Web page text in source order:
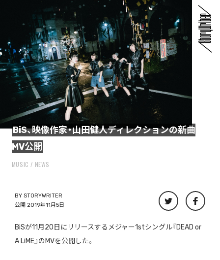
BiS、映像作家・山田健人ディレクションの新曲
MV公開
MUSIC NEWS
BY STORYWRITER
公開 2019年11月5日
BiSが11月20日にリリースするメジャー1stシングル『DEAD or
A LiME』のMVを公開した。